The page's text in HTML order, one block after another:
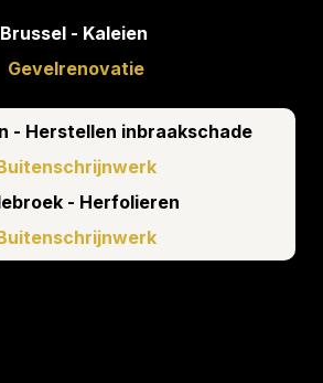
Brussel - Kaleien
Gevelrenovatie
- Herstellen inbraakschade
- Herfolieren